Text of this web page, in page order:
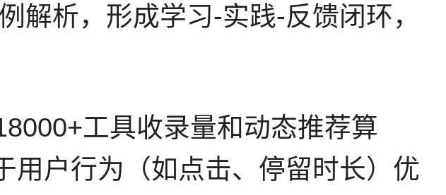
解析，形成学习-实践-反馈闭环，
工具收录量和动态推荐算
用户行为（如点击、停留时长）优